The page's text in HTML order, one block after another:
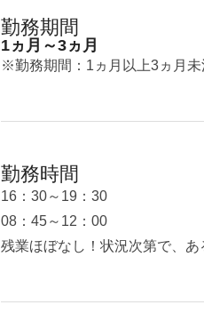
勤務期間
1ヵ月～3ヵ月
※勤務期間：1ヵ月以上3ヵ月未
勤務時間
16：30～19：30
08：45～12：00
残業ほぼなし！状況次第で、あ